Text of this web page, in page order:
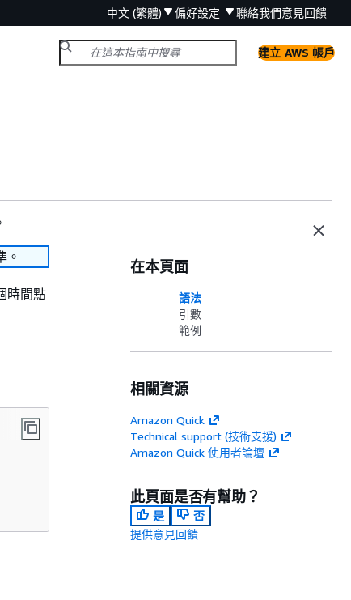
中文 (繁體) 偏好設定 聯絡我們意見回饋
建立 AWS 帳戶
。
時間點
在本頁面
語法
引數
範例
相關資源
Amazon Quick
Technical support (技術支援)
Amazon Quick 使用者論壇
此頁面是否有幫助？
是
否
提供意見回饋